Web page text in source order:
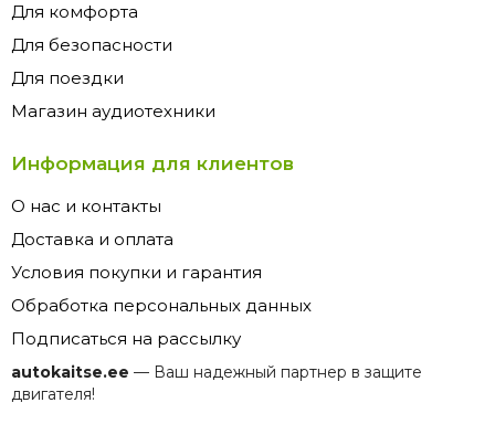
Для комфорта
Для безопасности
Для поездки
Магазин аудиотехники
Информация для клиентов
О нас и контакты
Доставка и оплата
Условия покупки и гарантия
Обработка персональных данных
Подписаться на рассылку
autokaitse.ee — Ваш надежный партнер в защите
двигателя!